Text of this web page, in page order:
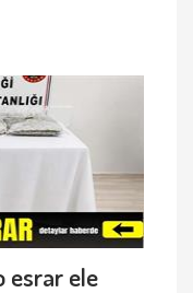
esrar ele